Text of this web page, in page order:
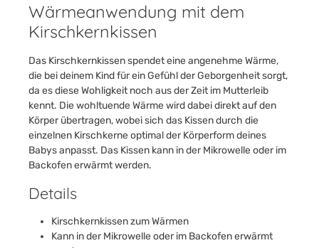
Wärmeanwendung mit dem
Kirschkernkissen
Das Kirschkernkissen spendet eine angenehme Wärme,
die bei deinem Kind für ein Gefühl der Geborgenheit sorgt,
da es diese Wohligkeit noch aus der Zeit im Mutterleib
kennt. Die wohltuende Wärme wird dabei direkt auf den
Körper übertragen, wobei sich das Kissen durch die
einzelnen Kirschkerne optimal der Körperform deines
Babys anpasst. Das Kissen kann in der Mikrowelle oder im
Backofen erwärmt werden.
Details
Kirschkernkissen zum Wärmen
Kann in der Mikrowelle oder im Backofen erwärmt